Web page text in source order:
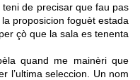
de precisar que fau pas
proposicion foguèt estada
çò que la sala es tenenta
me mainèri que
l’ultima seleccion. Un nom